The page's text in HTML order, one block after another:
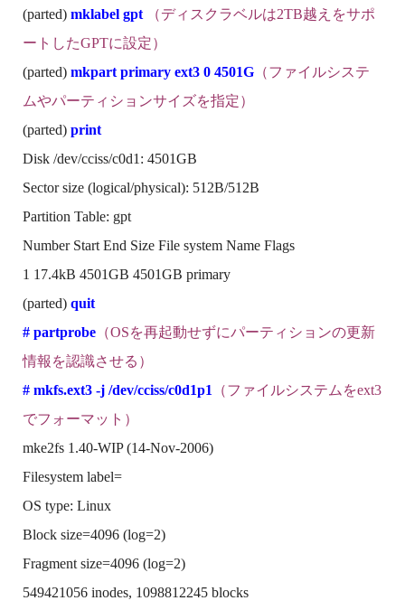
(parted) mklabel gpt
（ディスクラベルは2TB越えをサポ
ートしたGPTに設定）
(parted) mkpart primary ext3 0 4501G（ファイルシステ
ムやパーティションサイズを指定）
(parted) print
Disk /dev/cciss/c0d1: 4501GB
Sector size (logical/physical): 512B/512B
Partition Table: gpt
Number Start End Size File system Name Flags
1 17.4kB 4501GB 4501GB primary
(parted) quit
# partprobe（OSを再起動せずにパーティションの更新
情報を認識させる）
# mkfs.ext3 -j /dev/cciss/c0d1p1（ファイルシステムをext3
でフォーマット）
mke2fs 1.40-WIP (14-Nov-2006)
Filesystem label=
OS type: Linux
Block size=4096 (log=2)
Fragment size=4096 (log=2)
549421056 inodes, 1098812245 blocks